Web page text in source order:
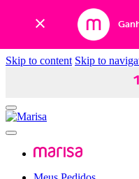
Skip to content Skip to